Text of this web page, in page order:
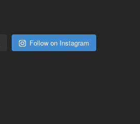
Follow on Instagram